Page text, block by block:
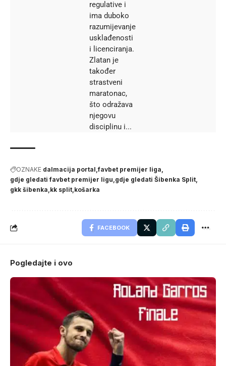
regulative i
ima duboko
razumijevanje
usklađenosti
i licenciranja.
Zlatan je
također
strastveni
maratonac,
što odražava
njegovu
disciplinu i...
OZNAKE dalmacija portal favbet premijer liga
gdje gledati favbet premijer ligu gdje gledati Šibenka Split
gkk šibenka kk split košarka
FACEBOOK
Pogledajte i ovo